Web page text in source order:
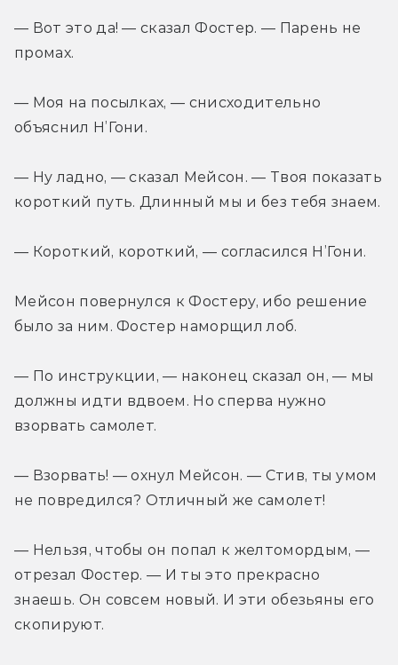
— Вот это да! — сказал Фостер. — Парень не
промах.
— Моя на посылках, — снисходительно
объяснил Н’Гони.
— Ну ладно, — сказал Мейсон. — Твоя показать
короткий путь. Длинный мы и без тебя знаем.
— Короткий, короткий, — согласился Н’Гони.
Мейсон повернулся к Фостеру, ибо решение
было за ним. Фостер наморщил лоб.
— По инструкции, — наконец сказал он, — мы
должны идти вдвоем. Но сперва нужно
взорвать самолет.
— Взорвать! — охнул Мейсон. — Стив, ты умом
не повредился? Отличный же самолет!
— Нельзя, чтобы он попал к желтомордым, —
отрезал Фостер. — И ты это прекрасно
знаешь. Он совсем новый. И эти обезьяны его
скопируют.